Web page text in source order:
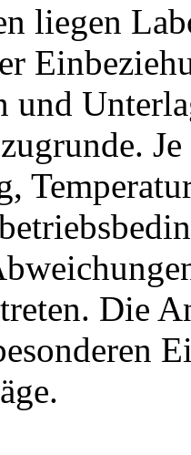
liegen
und
Die